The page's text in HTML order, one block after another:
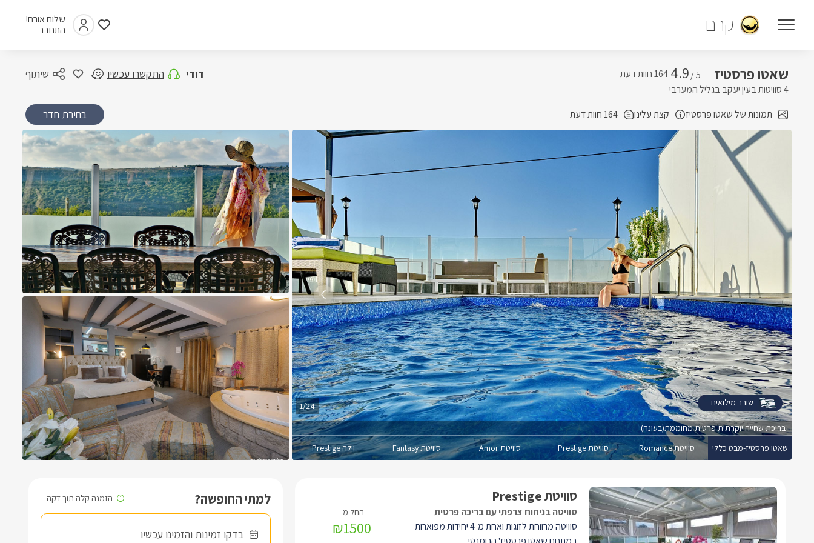
קרם
שלום אורח!
התחבר
שאטו פרסטיז 5 /
4.9
4 סוויטות בעין יעקב בגליל המערבי
תמונות של שאטו פרסטיז
קצת עלינו 164 חוות דעת
שיתוף דודי התקשרו עכשיו
בחירת חדר
בריכת שחייה יוקרתית פרטית מחוממת(בעונה)
1/24
שאטו פרסטיז-מבט כללי סוויטת Romance סוויטת Prestige סוויטת Amor סוויטת Fantasy וילה Prestige
שובר מילואים
למתי החופשה?
בדקו זמינות והזמינו עכשיו
סוויטת Prestige
סוויטה בניחוח צרפתי עם בריכה פרטית
סוויטה מרווחת לזוגות ואחת מ-4 יחידות מפוארות
₪1500